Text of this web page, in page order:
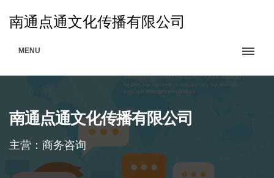
南通点通文化传播有限公司
MENU
南通点通文化传播有限公司
主营：商务咨询